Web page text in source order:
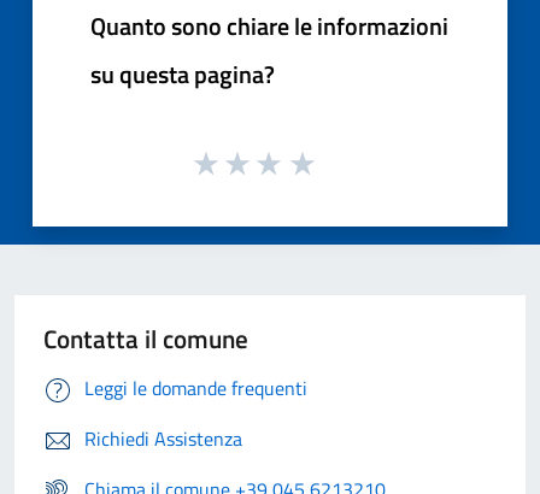
Quanto sono chiare le informazioni
su questa pagina?
Contatta il comune
Leggi le domande frequenti
Richiedi Assistenza